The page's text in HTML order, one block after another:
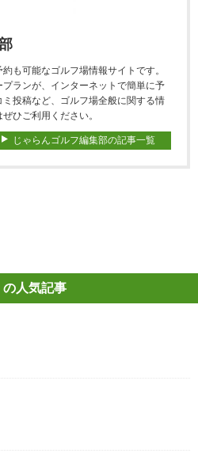
も可能なゴルフ場情報サイトです。
ランが、インターネットで簡単に予
投稿など、ゴルフ場全般に関する情
ひご利用ください。
じゃらんゴルフ編集部の記事一覧
人気記事